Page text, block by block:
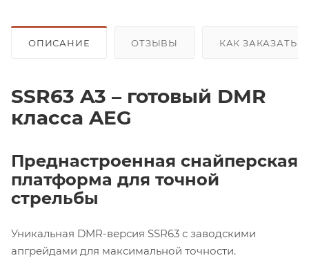
ОПИСАНИЕ ОТЗЫВЫ КАК ЗАКАЗАТЬ
SSR63 A3 – готовый DMR
класса AEG
Преднастроенная снайперская
платформа для точной
стрельбы
Уникальная DMR-версия SSR63 с заводскими
апгрейдами для максимальной точности.